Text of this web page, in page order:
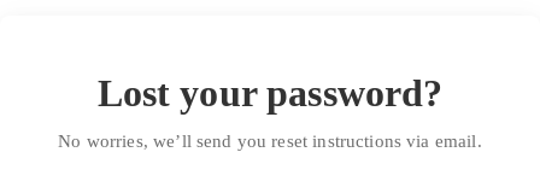
Lost your password?
No worries, we’ll send you reset instructions via email.